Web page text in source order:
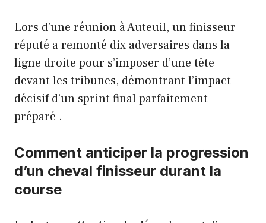
Lors d’une réunion à Auteuil, un finisseur
réputé a remonté dix adversaires dans la
ligne droite pour s’imposer d’une tête
devant les tribunes, démontrant l’impact
décisif d’un sprint final parfaitement
préparé .
Comment anticiper la progression
d’un cheval finisseur durant la
course